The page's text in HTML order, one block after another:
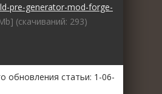
pre-generator-mod-forge-
(cкачиваний: 293)
обновления статьи: 1-06-